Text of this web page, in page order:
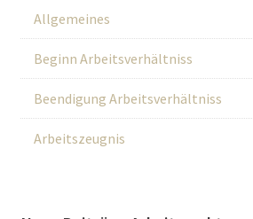
Allgemeines
Beginn Arbeitsverhältniss
Beendigung Arbeitsverhältniss
Arbeitszeugnis